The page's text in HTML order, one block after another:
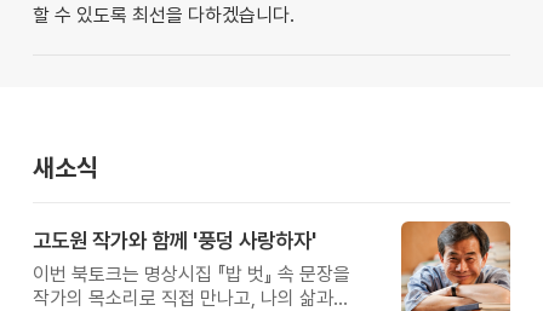
할 수 있도록 최선을 다하겠습니다.
새소식
고도원 작가와 함께 '풍덩 사랑하자'
이번 북토크는 명상시집 『밥 벗』 속 문장을
작가의 목소리로 직접 만나고, 나의 삶과